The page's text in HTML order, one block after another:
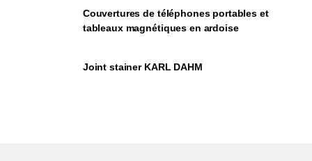
Couvertures de téléphones portables et
tableaux magnétiques en ardoise
Joint stainer KARL DAHM